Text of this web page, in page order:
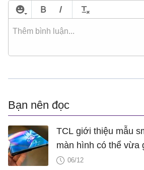
Bạn nên đọc
TCL giới thiệu mẫu
màn hình có thể vừa
“xịn”06/12